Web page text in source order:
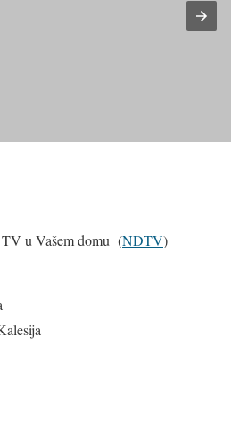
u Vašem domu (NDTV)